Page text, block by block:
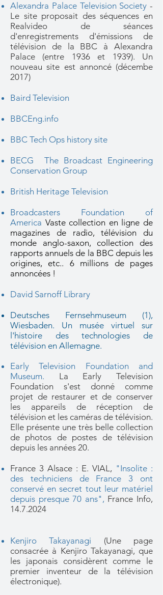
Alexandra Palace Television Society -
Le site proposait des séquences en
Realvideo de séances
d'enregistrements d'émissions de
télévision de la BBC à Alexandra
Palace (entre 1936 et 1939). Un
nouveau site est annoncé (décembe
2017)
Baird Television
BBCEng.info
BBC Tech Ops history site
BECG
The Broadcast Engineering
Conservation Group
British Heritage Television
Broadcasters Foundation of
America Vaste collection en ligne de
magazines de radio, télévision du
monde anglo-saxon, collection des
rapports annuels de la BBC depuis les
origines, etc.. 6 millions de pages
annoncées !
David Sarnoff Library
Deutsches Fernsehmuseum (1),
Wiesbaden. Un musée virtuel sur
l'histoire des technologies de
télévision en Allemagne.
Early Television Foundation and
Museum. La Early Television
Foundation s'est donné comme
projet de restaurer et de conserver
les appareils de réception de
télévision et les caméras de télévision.
Elle présente une très belle collection
de photos de postes de télévision
depuis les années 20.
France 3 Alsace : E. VIAL, "Insolite :
des techniciens de France 3 ont
conservé en secret tout leur matériel
depuis presque 70 ans" , France Info,
14.7.2024
Kenjiro Takayanagi (Une page
consacrée à Kenjiro Takayanagi, que
les japonais considèrent comme le
premier inventeur de la télévision
électronique).